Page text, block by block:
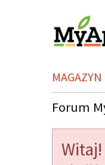
MAGAZYN
Forum
Witaj!